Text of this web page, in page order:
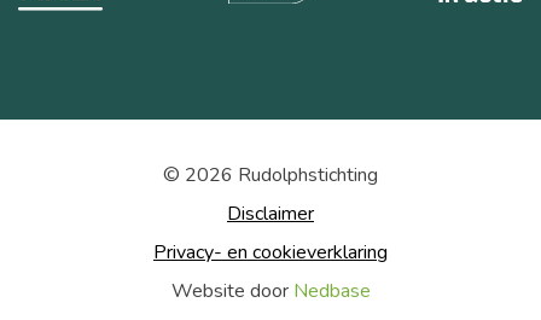
© 2026 Rudolphstichting
Disclaimer
Privacy- en cookieverklaring
Website door Nedbase